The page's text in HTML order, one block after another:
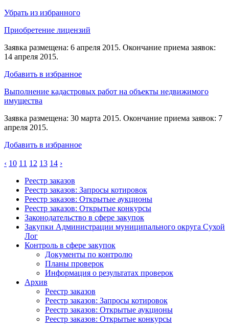
Убрать из избранного
Приобретение лицензий
Заявка размещена: 6 апреля 2015. Окончание приема заявок:
14 апреля 2015.
Добавить в избранное
Выполнение кадастровых работ на объекты недвижимого
имущества
Заявка размещена: 30 марта 2015. Окончание приема заявок: 7
апреля 2015.
Добавить в избранное
‹ 10 11 12 13 14 ›
Реестр заказов
Реестр заказов: Запросы котировок
Реестр заказов: Открытые аукционы
Реестр заказов: Открытые конкурсы
Законодательство в сфере закупок
Закупки Администрации муниципального округа Сухой
Лог
Контроль в сфере закупок
Документы по контролю
Планы проверок
Информация о результатах проверок
Архив
Реестр заказов
Реестр заказов: Запросы котировок
Реестр заказов: Открытые аукционы
Реестр заказов: Открытые конкурсы